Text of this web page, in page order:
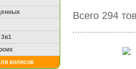
3в1
колясок
Всего 294